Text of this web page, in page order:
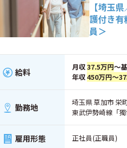
【埼玉
護付き
員＞
給料 月収37.5万円～
年収450万円～
勤務地
埼玉県 草加市 栄
東武伊勢崎線「
雇用形態 正社員(正職員)